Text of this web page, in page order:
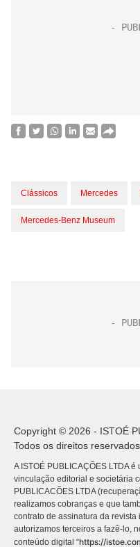
Clássicos Mercedes
Mercedes-Benz Museum
Copyright © 2026 - ISTOÉ
Todos os direitos reservados.
A ISTOÉ PUBLICAÇÕES LTDA
vinculação editorial e societária
PUBLICACÕES LTDA
realizamos cobranças e que
contrato de assinatura da
autorizamos terceiros a fazê-lo,
conteúdo digital “https://